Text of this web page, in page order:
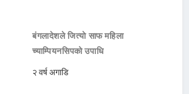
बंगलादेशले जित्याे साफ महिला
च्याम्पियनसिपको उपाधि
२ वर्ष अगाडि